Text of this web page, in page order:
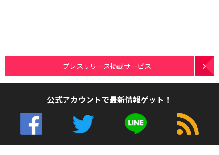
プレスリリース掲載サービス
公式アカウントで最新情報ゲット！